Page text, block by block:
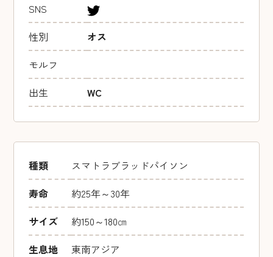
SNS
性別
オス
モルフ
出生
WC
種類
スマトラブラッドパイソン
寿命
約25年～30年
サイズ
約150～180㎝
生息地
東南アジア